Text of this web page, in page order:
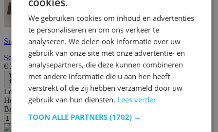
Snelle levering
Set van 3 wandplanken Sheldon - rustiek bruin
€ 39,99 €46,00
Lengte:65 cm
Hoogte:96 cm
Breedte/diepte:
We gebruiken cookies om inhoud en advertenties
te personaliseren en om ons verkeer te
analyseren. We delen ook informatie over uw
gebruik van onze site met onze advertentie- en
analysepartners, die deze kunnen combineren
met andere informatie die u aan hen heeft
verstrekt of die zij hebben verzameld door uw
gebruik van hun diensten. Lees verder
TOON ALLE PARTNERS (1702) →